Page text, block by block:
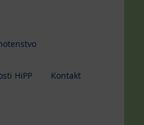
HiPP Kontakt